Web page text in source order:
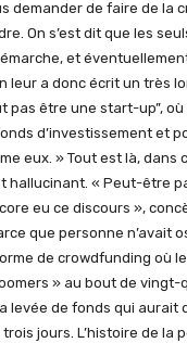
demander de faire de la
On s’est dit que les
et
leur a donc écrit un très
pas être une start-up”, où
d’investissement et
eux. » Tout est là, dans
hallucinant. « Peut-être
eu ce discours »,
que personne n’avait
de crowdfunding où
» au bout de vingt-
levée de fonds qui aurait
jours. L’histoire de la